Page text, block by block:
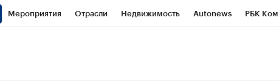
Мероприятия Отрасли Недвижимость Autonews РБК